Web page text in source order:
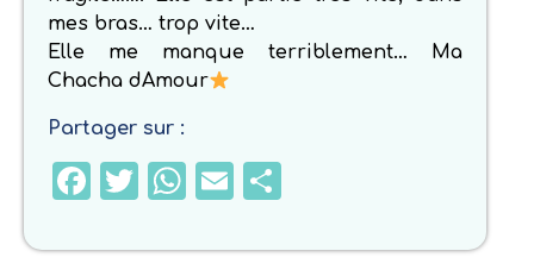
mes bras… trop vite…
Elle me manque terriblement… Ma
Chacha dAmour
Partager sur :
Facebook
Twitter
WhatsApp
Email